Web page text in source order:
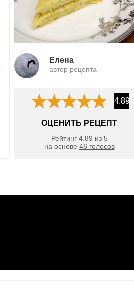
Елена
автор рецепта
4.89
ОЦЕНИТЬ РЕЦЕПТ
Рейтинг 4.89 из 5
на основе 46 голосов